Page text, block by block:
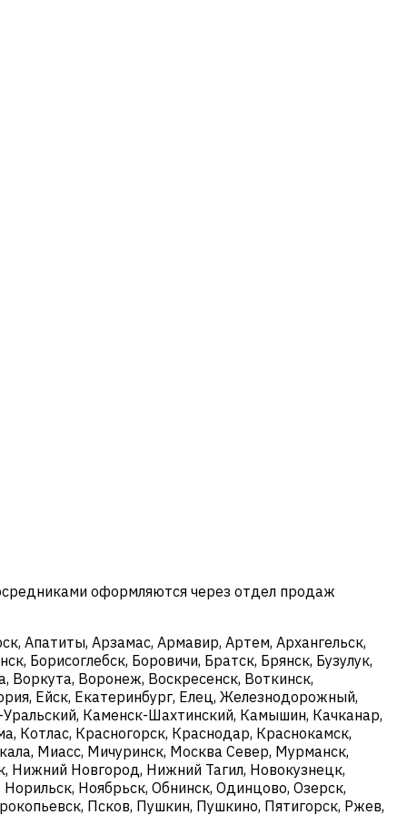
оформляются через отдел продаж
Апатиты, Арзамас, Армавир, Артем, Архангельск,
Борисоглебск, Боровичи, Братск, Брянск, Бузулук,
Воркута, Воронеж, Воскресенск, Воткинск,
Ейск, Екатеринбург, Елец, Железнодорожный,
Каменск-Шахтинский, Камышин, Качканар,
Котлас, Красногорск, Краснодар, Краснокамск,
Миасс, Мичуринск, Москва Север, Мурманск,
Новгород, Нижний Тагил, Новокузнецк,
Ноябрьск, Обнинск, Одинцово, Озерск,
Псков, Пушкин, Пушкино, Пятигорск, Ржев,